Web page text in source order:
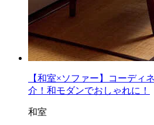
【和室×ソファー】コーディ
介！和モダンでおしゃれに！
和室